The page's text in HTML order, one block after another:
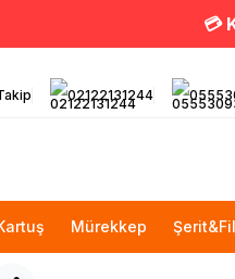
💳
02122131244
Mürekkep